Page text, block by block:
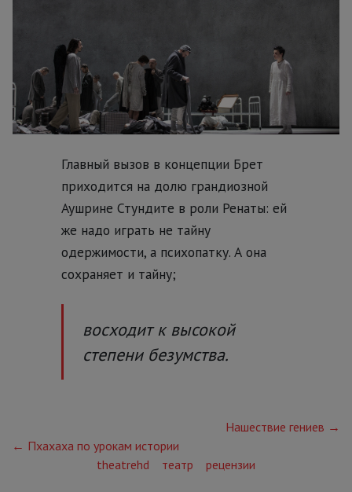
Главный вызов в концепции Брет
приходится на долю грандиозной
Аушрине Стундите в роли Ренаты: ей
же надо играть не тайну
одержимости, а психопатку. А она
сохраняет и тайну;
восходит к высокой
степени безумства.
Нашествие гениев →
← Пхахаха по урокам истории
theatrehd
театр рецензии